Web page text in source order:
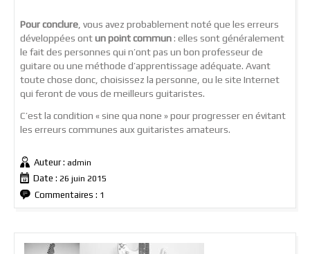
Pour conclure, vous avez probablement noté que les erreurs
développées ontun point commun: elles sont généralement
le fait des personnes qui n’ont pas un bon professeur de
guitare ou une méthode d’apprentissage adéquate. Avant
toute chose donc, choisissez la personne, ou le site Internet
qui feront de vous de meilleurs guitaristes.
C’est la condition « sine qua none » pour progresser en évitant
les erreurs communes aux guitaristes amateurs.
Auteur : admin
Date : 26 juin 2015
Commentaires : 1